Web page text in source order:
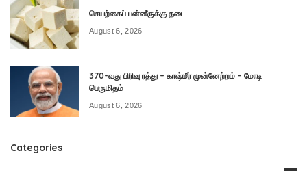
செயற்கைப் பன்னீருக்கு தடை
August 6, 2026
370-வது பிரிவு ரத்து – காஷ்மீர் முன்னேற்றம் – மோடி
பெருமிதம்
August 6, 2026
Categories